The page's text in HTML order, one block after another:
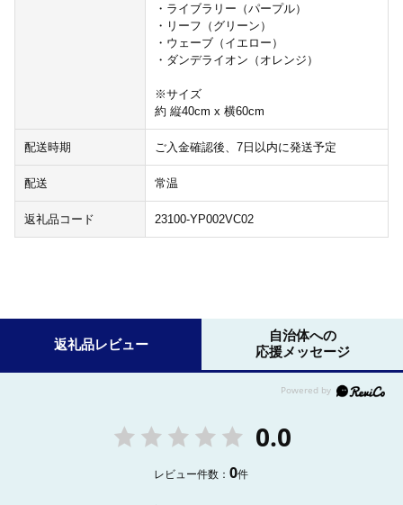
・ライブラリー（パープル）
・リーフ（グリーン）
・ウェーブ（イエロー）
・ダンデライオン（オレンジ）
※サイズ
約 縦40cm x 横60cm
配送時期 ご入金確認後、7日以内に発送予定
配送 常温
返礼品コード 23100-YP002VC02
返礼品レビュー
自治体への
応援メッセージ
0.0
レビュー件数：0件